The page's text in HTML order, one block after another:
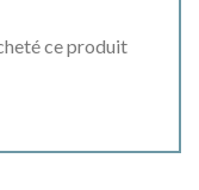
ce produit